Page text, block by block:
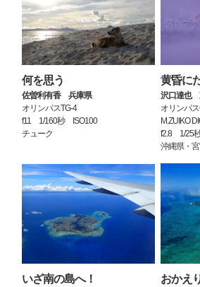
何を思う
佐曽利有香 兵庫県
オリンパスTG-4
f11 1/160秒 ISO100
チューク
黄昏に
沢口達也
オリンパ
M.ZUIKO
f2.8 1/25
沖縄県・
いざ南の島へ！ おかえ